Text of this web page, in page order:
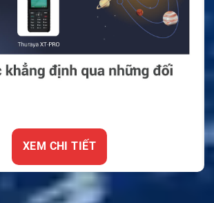
XEM CHI TIẾT